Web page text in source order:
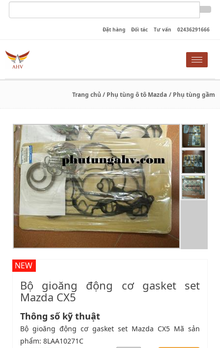
Đặt hàng Đối tác Tư vấn 02436291666
Toggle
Trang chủ / Phụ tùng ô tô Mazda / Phụ tùng gầm
NEW
Bộ gioăng động cơ gasket set
Mazda CX5
Thông số kỹ thuật
Bộ gioăng động cơ gasket set Mazda CX5 Mã sản
phẩm: 8LAA10271C